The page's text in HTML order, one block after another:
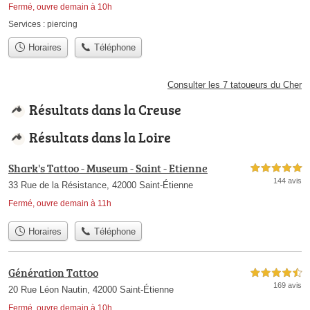
Fermé, ouvre demain à 10h
Services : piercing
Horaires Téléphone
Consulter les 7 tatoueurs du Cher
Résultats dans la Creuse
Résultats dans la Loire
Shark's Tattoo - Museum - Saint - Etienne
33 Rue de la Résistance, 42000 Saint-Étienne
Fermé, ouvre demain à 11h
5,0 étoiles sur 5
144 avis
Horaires Téléphone
Génération Tattoo
20 Rue Léon Nautin, 42000 Saint-Étienne
Fermé, ouvre demain à 10h
4,5 étoiles sur 5
169 avis